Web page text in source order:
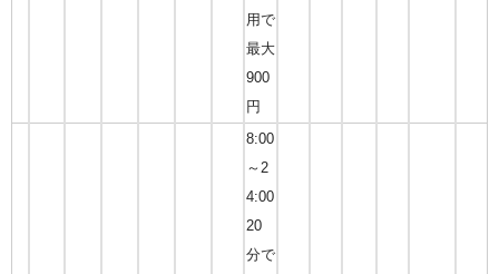
用で
最大
900
円
8:00
～2
4:00
20
分で